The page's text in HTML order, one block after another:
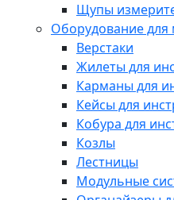
Щупы
Оборудование для
Верстаки
Жилеты для
Карманы для
Кейсы для
Кобура для
Козлы
Лестницы
Модульные